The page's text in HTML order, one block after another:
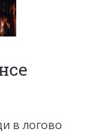
в логово